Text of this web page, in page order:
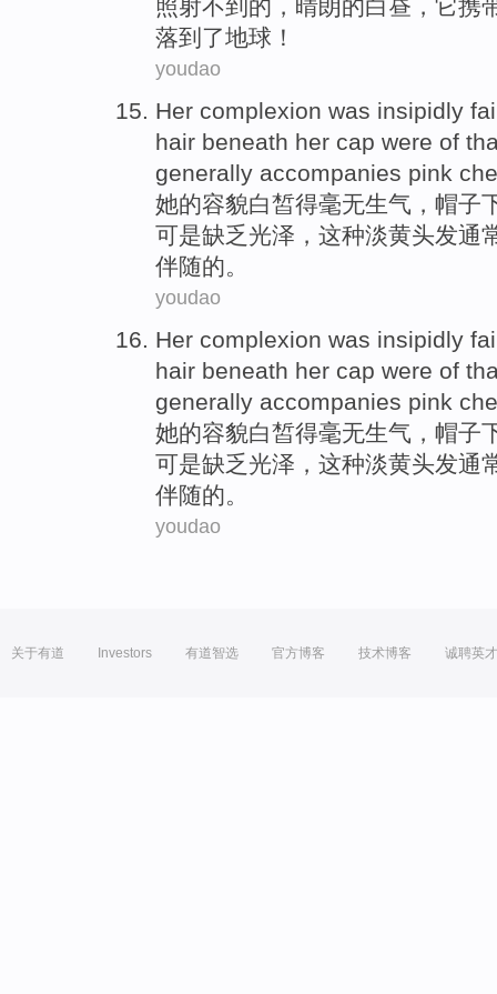
照射不到 的， 晴朗的白昼 ，它携
落到了地球 ！
youdao
Her complexion was insipidly
hair beneath her cap were of
generally accompanies pink
她的容貌白皙得毫无生气 ， 帽子
可是缺乏光泽， 这种淡黄头发通
伴随的。
youdao
Her complexion was insipidly
hair beneath her cap were of
generally accompanies pink
她的容貌白皙得毫无生气 ， 帽子
可是缺乏光泽， 这种淡黄头发通
伴随的。
youdao
关于有道 Investors 有道智选 官方博客 技术博客 诚聘英才